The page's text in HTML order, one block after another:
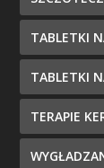
TABLETKI
TABLETKI
TERAPIE